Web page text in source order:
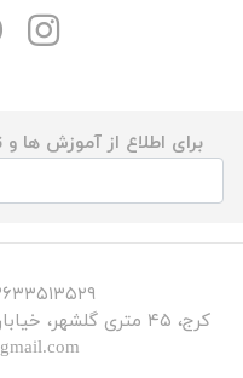
برای اطلاع از آموزش ها
۰۲۶۳۳۵۱۳۵۲۹ -
کرج، ۴۵ متری گلشهر، خیابان کوکب شرقی، عکس و فیلم مکث